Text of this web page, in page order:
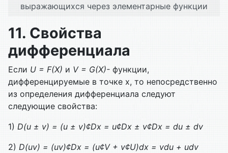
выражающихся через элементарные функции
11. Свойства
дифференциала
Если U = F(X) и V= G(X)- функции,
дифференцируемые в точке х, то непосредственно
из определения дифференциала следуют
следующие свойства:
1) D(u ± v) = (u ± v)¢Dx = u¢Dx ± v¢Dx = du ± dv
2) D(uv) = (uv)¢Dx = (u¢V + v¢U)dx = vdu + udv